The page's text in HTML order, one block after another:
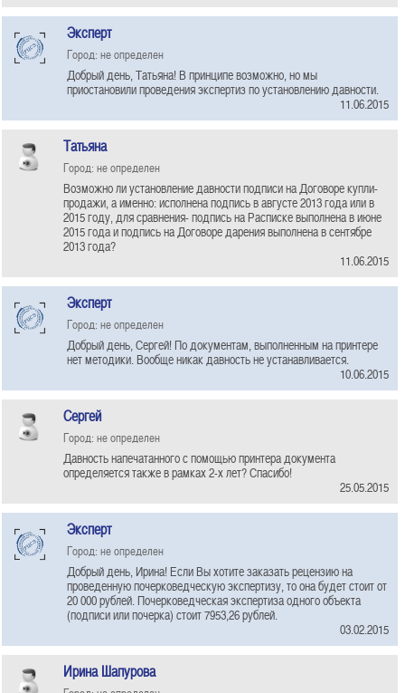
Эксперт
Город: не определен
Добрый день, Татьяна! В принципе возможно, но мы
приостановили проведения экспертиз по установлению давности.
11.06.2015
Татьяна
Город: не определен
Возможно ли установление давности подписи на Договоре купли-
продажи, а именно: исполнена подпись в августе 2013 года или в
2015 году, для сравнения- подпись на Расписке выполнена в июне
2015 года и подпись на Договоре дарения выполнена в сентябре
2013 года?
11.06.2015
Эксперт
Город: не определен
Добрый день, Сергей! По документам, выполненным на принтере
нет методики. Вообще никак давность не устанавливается.
10.06.2015
Сергей
Город: не определен
Давность напечатанного с помощью принтера документа
определяется также в рамках 2-х лет? Спасибо!
25.05.2015
Эксперт
Город: не определен
Добрый день, Ирина! Если Вы хотите заказать рецензию на
проведенную почерковедческую экспертизу, то она будет стоит от
20 000 рублей. Почерковедческая экспертиза одного объекта
(подписи или почерка) стоит 7953,26 рублей.
03.02.2015
Ирина Шапурова